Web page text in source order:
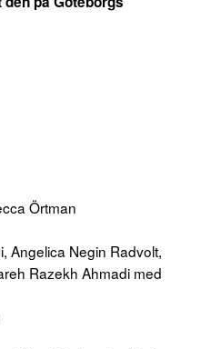
Örtman
Angelica Negin Radvolt,
Razekh Ahmadi med